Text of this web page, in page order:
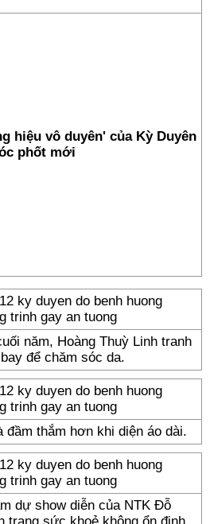
hiệu vô duyên' của Kỳ Duyên
phốt mới
năm, Hoàng Thuỳ Linh tranh
để chăm sóc da.
đầm thắm hơn khi diện áo dài.
dự show diễn của NTK Đỗ